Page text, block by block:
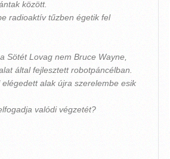
között.
radioaktív tűzben égetik fel
Sötét Lovag nem Bruce Wayne,
által fejlesztett robotpáncélban.
alak újra szerelembe esik
valódi végzetét?